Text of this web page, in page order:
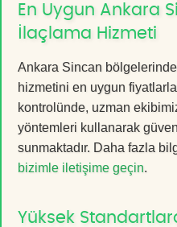
En Uygun Ankara
İlaçlama Hizmeti
Ankara Sincan
hizmetini en uygun
kontrolünde, uzman
yöntemleri kullanarak
sunmaktadır. Daha fazla
bizimle iletişime geçin.
Yüksek